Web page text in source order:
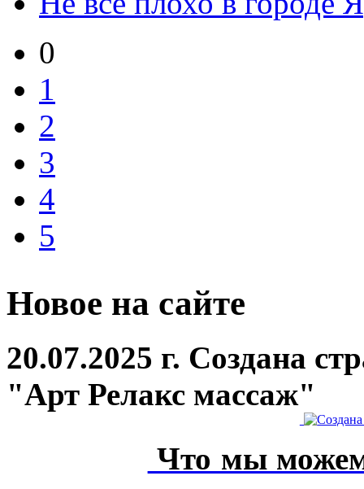
0
1
2
3
4
5
Новое на сайте
20.07.2025 г. Создана
"Арт Релакс массаж"
Что мы